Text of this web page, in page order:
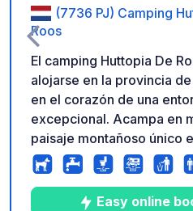
(7736 PJ) Camping
Roos
El camping Huttopia De
alojarse en la provincia
en el corazón de una entorno natural
excepcional. Acampa en
paisaje montañoso único
Bajos, a orillas del río
Vecht. Un camping con
ambiente tranquilo y
Easy online